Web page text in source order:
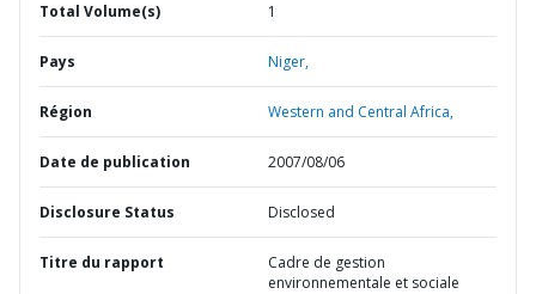
Total Volume(s) 1
Pays Niger,
Région Western and Central Africa,
Date de publication 2007/08/06
Disclosure Status Disclosed
Titre du rapport
Cadre de gestion
environnementale et sociale